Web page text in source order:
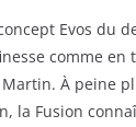
Evos du
comme
À peine
la Fusion